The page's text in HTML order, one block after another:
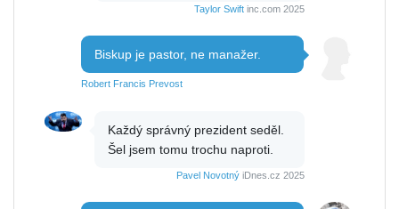
Taylor Swift inc.com 2025
Biskup je pastor, ne manažer.
Robert Francis Prevost
Každý správný prezident seděl.
Šel jsem tomu trochu naproti.
Pavel Novotný iDnes.cz 2025